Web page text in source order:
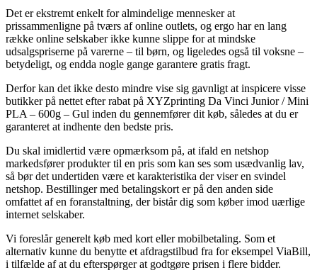
Det er ekstremt enkelt for almindelige mennesker at
prissammenligne på tværs af online outlets, og ergo har en lang
række online selskaber ikke kunne slippe for at mindske
udsalgspriserne på varerne – til børn, og ligeledes også til voksne –
betydeligt, og endda nogle gange garantere gratis fragt.
Derfor kan det ikke desto mindre vise sig gavnligt at inspicere visse
butikker på nettet efter rabat på XYZprinting Da Vinci Junior / Mini
PLA – 600g – Gul inden du gennemfører dit køb, således at du er
garanteret at indhente den bedste pris.
Du skal imidlertid være opmærksom på, at ifald en netshop
markedsfører produkter til en pris som kan ses som usædvanlig lav,
så bør det undertiden være et karakteristika der viser en svindel
netshop. Bestillinger med betalingskort er på den anden side
omfattet af en foranstaltning, der bistår dig som køber imod uærlige
internet selskaber.
Vi foreslår generelt køb med kort eller mobilbetaling. Som et
alternativ kunne du benytte et afdragstilbud fra for eksempel ViaBill,
i tilfælde af at du efterspørger at godtgøre prisen i flere bidder.